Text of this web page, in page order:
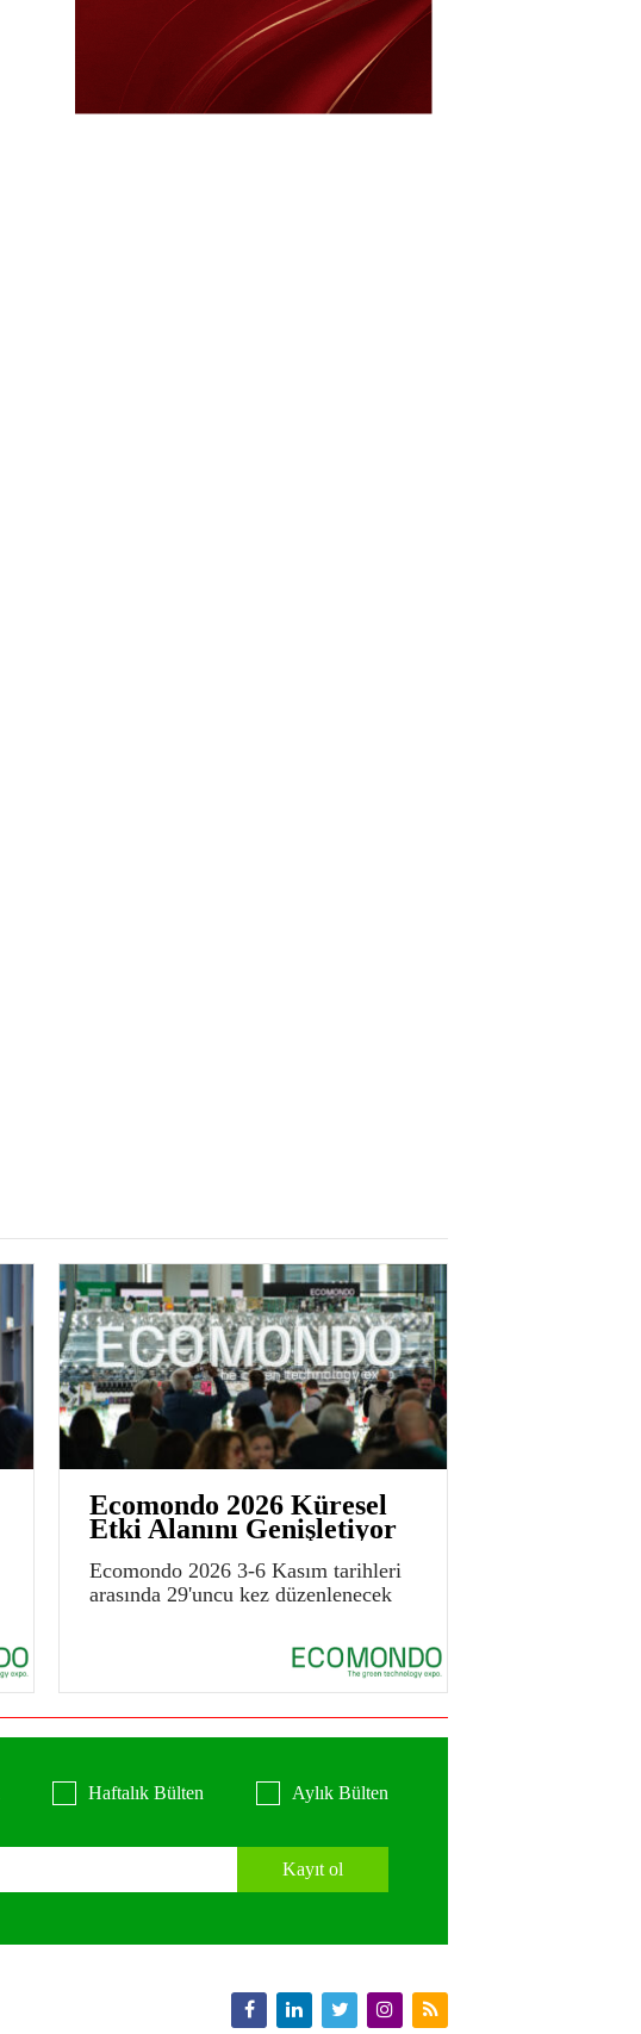
Ecomondo 2026 Küresel
Etki Alanını Genişletiyor
Ecomondo 2026 3-6 Kasım tarihleri
arasında 29'uncu kez düzenlenecek
Haftalık Bülten Aylık Bülten
Kayıt ol